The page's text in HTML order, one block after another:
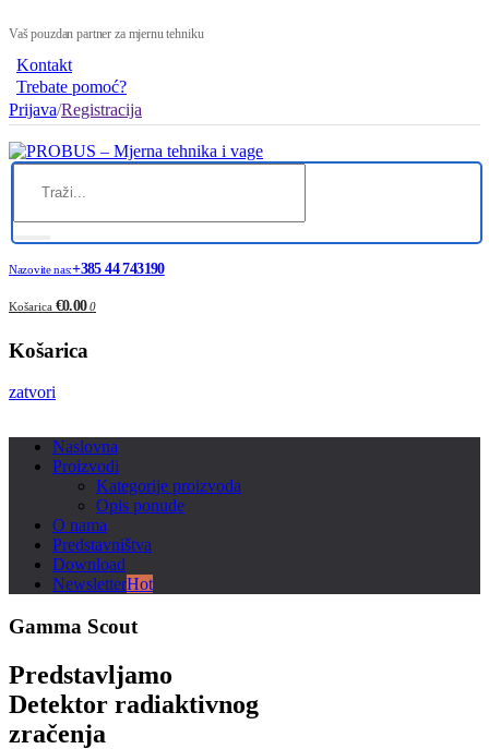
Vaš pouzdan partner za mjernu tehniku
Kontakt
Trebate pomoć?
Prijava/Registracija
Nazovite nas:+385 44 743190
Košarica €0.00 0
Košarica
zatvori
Naslovna
Proizvodi
Kategorije proizvoda
Opis ponude
O nama
Predstavništva
Download
NewsletterHot
Gamma Scout
Predstavljamo
Detektor radiaktivnog
zračenja